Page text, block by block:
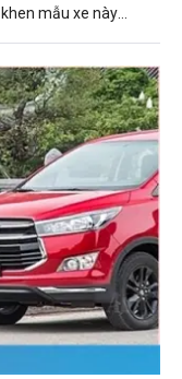
mẫu xe này